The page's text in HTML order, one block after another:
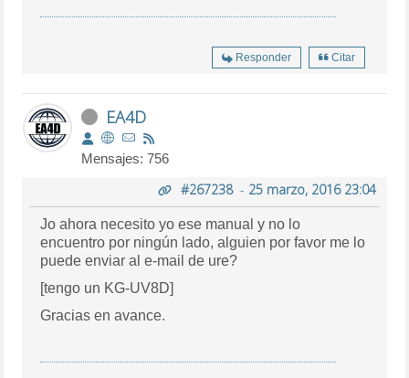
Responder Citar
EA4D
Mensajes: 756
#267238- 25 marzo, 2016 23:04
Jo ahora necesito yo ese manual y no lo
encuentro por ningún lado, alguien por favor me lo
puede enviar al e-mail de ure?
[tengo un KG-UV8D]
Gracias en avance.